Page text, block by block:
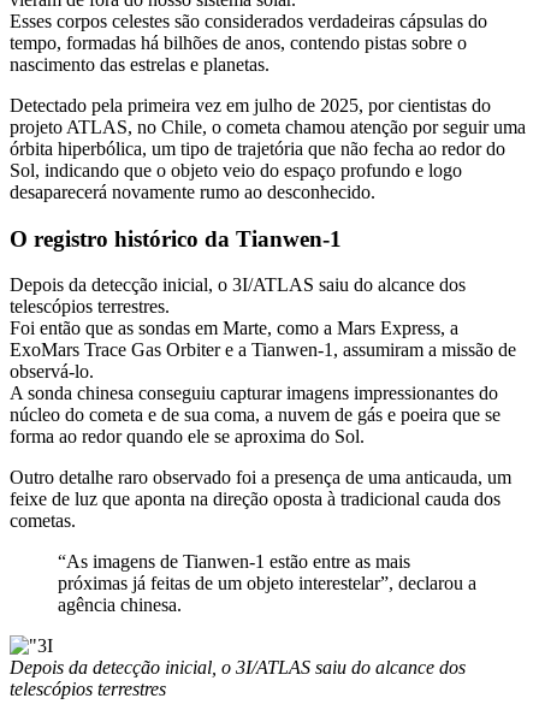
Esses corpos celestes são considerados verdadeiras cápsulas do
tempo, formadas há bilhões de anos, contendo pistas sobre o
nascimento das estrelas e planetas.
Detectado pela primeira vez em julho de 2025, por cientistas do
projeto ATLAS, no Chile, o cometa chamou atenção por seguir uma
órbita hiperbólica, um tipo de trajetória que não fecha ao redor do
Sol, indicando que o objeto veio do espaço profundo e logo
desaparecerá novamente rumo ao desconhecido.
O registro histórico da Tianwen-1
Depois da detecção inicial, o 3I/ATLAS saiu do alcance dos
telescópios terrestres.
Foi então que as sondas em Marte, como a Mars Express, a
ExoMars Trace Gas Orbiter e a Tianwen-1, assumiram a missão de
observá-lo.
A sonda chinesa conseguiu capturar imagens impressionantes do
núcleo do cometa e de sua coma, a nuvem de gás e poeira que se
forma ao redor quando ele se aproxima do Sol.
Outro detalhe raro observado foi a presença de uma anticauda, um
feixe de luz que aponta na direção oposta à tradicional cauda dos
cometas.
“As imagens de Tianwen-1 estão entre as mais
próximas já feitas de um objeto interestelar”, declarou a
agência chinesa.
Depois da detecção inicial, o 3I/ATLAS saiu do alcance dos
telescópios terrestres